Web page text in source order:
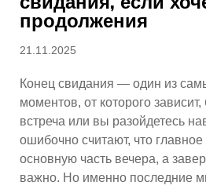
продолжения
Опубликовано
21.11.2025
Конец свидания — один из
моментов, от которого
встреча или вы разойдетесь
ошибочно считают, что
основную часть вечера, а
важно. Но именно последние